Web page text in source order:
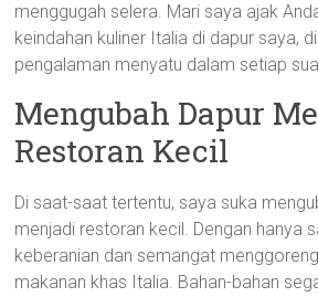
menggugah selera. Mari saya ajak
keindahan kuliner Italia di dapur saya,
pengalaman menyatu dalam setiap
Mengubah Dapur
Restoran Kecil
Di saat-saat tertentu, saya suka
menjadi restoran kecil. Dengan hanya
keberanian dan semangat
makanan khas Italia. Bahan-bahan